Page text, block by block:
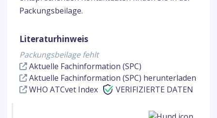
Packungsbeilage.
Literaturhinweis
Packungsbeilage fehlt
Aktuelle Fachinformation (SPC)
Aktuelle Fachinformation (SPC) herunterladen
WHO ATCvet Index
VERIFIZIERTE DATEN